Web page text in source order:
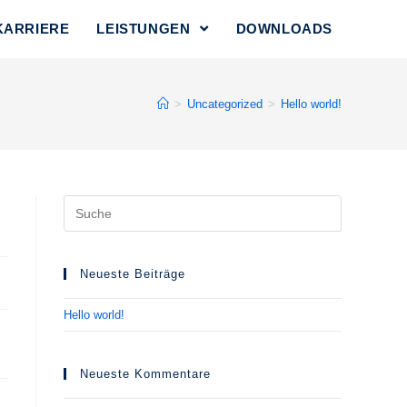
LEISTUNGEN DOWNLOADS
> Uncategorized > Hello world!
nach:
Neueste Beiträge
Hello world!
Neueste Kommentare